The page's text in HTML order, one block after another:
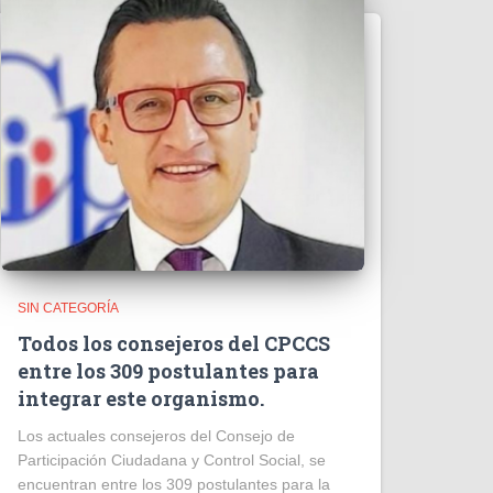
SIN CATEGORÍA
Todos los consejeros del CPCCS
entre los 309 postulantes para
integrar este organismo.
Los actuales consejeros del Consejo de
Participación Ciudadana y Control Social, se
encuentran entre los 309 postulantes para la